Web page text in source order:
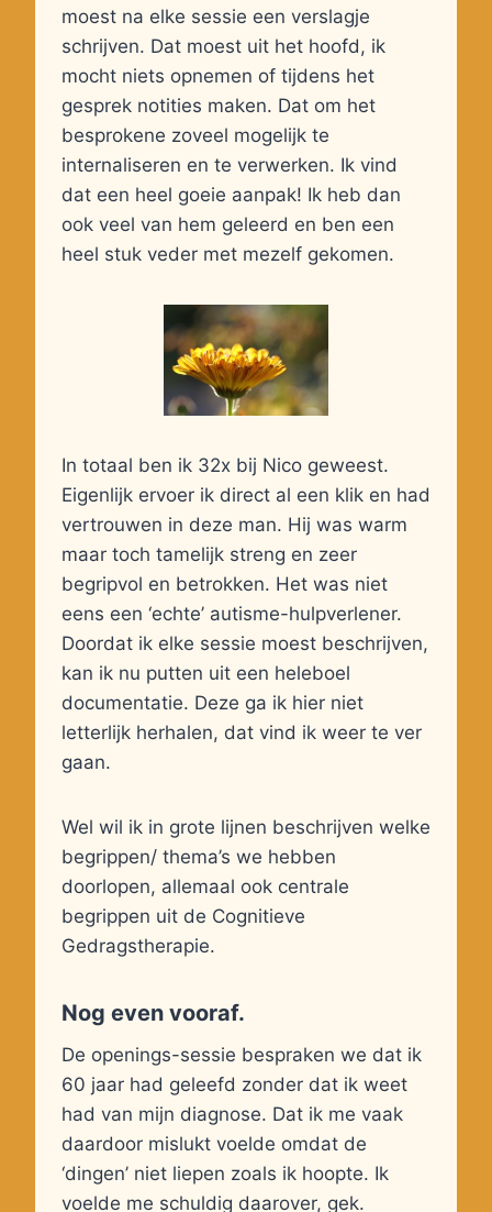
moest na elke sessie een verslagje
schrijven. Dat moest uit het hoofd, ik
mocht niets opnemen of tijdens het
gesprek notities maken. Dat om het
besprokene zoveel mogelijk te
internaliseren en te verwerken. Ik vind
dat een heel goeie aanpak! Ik heb dan
ook veel van hem geleerd en ben een
heel stuk veder met mezelf gekomen.
In totaal ben ik 32x bij Nico geweest.
Eigenlijk ervoer ik direct al een klik en had
vertrouwen in deze man. Hij was warm
maar toch tamelijk streng en zeer
begripvol en betrokken. Het was niet
eens een ‘echte’ autisme-hulpverlener.
Doordat ik elke sessie moest beschrijven,
kan ik nu putten uit een heleboel
documentatie. Deze ga ik hier niet
letterlijk herhalen, dat vind ik weer te ver
gaan.
Wel wil ik in grote lijnen beschrijven welke
begrippen/ thema’s we hebben
doorlopen, allemaal ook centrale
begrippen uit de Cognitieve
Gedragstherapie.
Nog even vooraf.
De openings-sessie bespraken we dat ik
60 jaar had geleefd zonder dat ik weet
had van mijn diagnose. Dat ik me vaak
daardoor mislukt voelde omdat de
‘dingen’ niet liepen zoals ik hoopte. Ik
voelde me schuldig daarover, gek.